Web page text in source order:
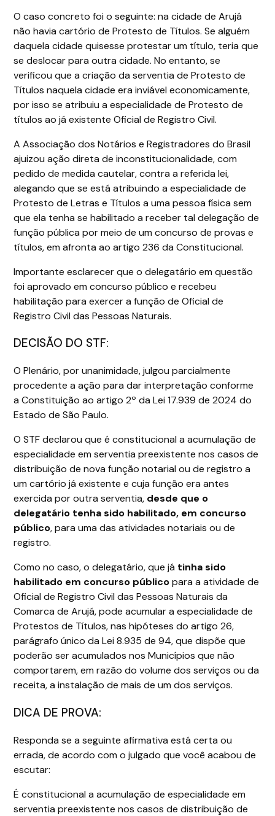
O caso concreto foi o seguinte: na cidade de Arujá
não havia cartório de Protesto de Títulos. Se alguém
daquela cidade quisesse protestar um título, teria que
se deslocar para outra cidade. No entanto, se
verificou que a criação da serventia de Protesto de
Títulos naquela cidade era inviável economicamente,
por isso se atribuiu a especialidade de Protesto de
títulos ao já existente Oficial de Registro Civil.
A Associação dos Notários e Registradores do Brasil
ajuizou ação direta de inconstitucionalidade, com
pedido de medida cautelar, contra a referida lei,
alegando que se está atribuindo a especialidade de
Protesto de Letras e Títulos a uma pessoa física sem
que ela tenha se habilitado a receber tal delegação de
função pública por meio de um concurso de provas e
títulos, em afronta ao artigo 236 da Constitucional.
Importante esclarecer que o delegatário em questão
foi aprovado em concurso público e recebeu
habilitação para exercer a função de Oficial de
Registro Civil das Pessoas Naturais.
DECISÃO DO STF:
O Plenário, por unanimidade, julgou parcialmente
procedente a ação para dar interpretação conforme
a Constituição ao artigo 2º da Lei 17.939 de 2024 do
Estado de São Paulo.
O STF declarou que é constitucional a acumulação de
especialidade em serventia preexistente nos casos de
distribuição de nova função notarial ou de registro a
um cartório já existente e cuja função era antes
exercida por outra serventia, desde que o
delegatário tenha sido habilitado, em concurso
público, para uma das atividades notariais ou de
registro.
Como no caso, o delegatário, que já tinha sido
habilitado em concurso públicopara a atividade de
Oficial de Registro Civil das Pessoas Naturais da
Comarca de Arujá, pode acumular a especialidade de
Protestos de Títulos, nas hipóteses do artigo 26,
parágrafo único da Lei 8.935 de 94, que dispõe que
poderão ser acumulados nos Municípios que não
comportarem, em razão do volume dos serviços ou da
receita, a instalação de mais de um dos serviços.
DICA DE PROVA:
Responda se a seguinte afirmativa está certa ou
errada, de acordo com o julgado que você acabou de
escutar:
É constitucional a acumulação de especialidade em
serventia preexistente nos casos de distribuição de